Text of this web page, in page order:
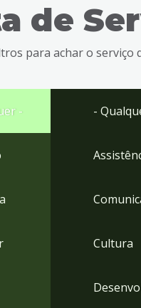
de
para achar o serviço
- -
Cultura